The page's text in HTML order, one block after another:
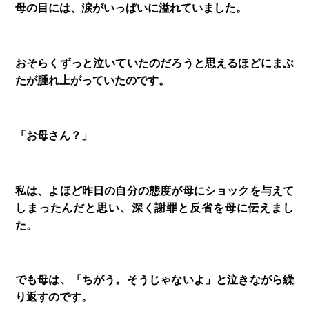
母の目には、涙がいっぱいに溢れていました。
おそらくずっと泣いていたのだろうと思えるほどにまぶ
たが腫れ上がっていたのです。
「お母さん？」
私は、よほど昨日の自分の態度が母にショックを与えて
しまったんだと思い、深く謝罪と反省を母に伝えまし
た。
でも母は、「ちがう。そうじゃないよ」と泣きながら繰
り返すのです。